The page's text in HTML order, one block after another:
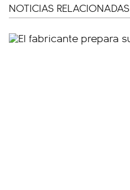
NOTICIAS RELACIONADAS